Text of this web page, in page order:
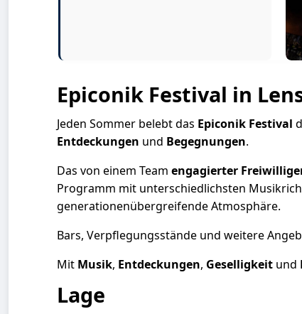
Epiconik Festival in
Jeden Sommer belebt das Epiconik Festival
Entdeckungen und Begegnungen.
Das von einem Team engagierter
Programm mit unterschiedlichsten
generationenübergreifende Atmosphäre.
Bars, Verpflegungsstände und weitere
Mit Musik, Entdeckungen, Geselligkeit und
Lage